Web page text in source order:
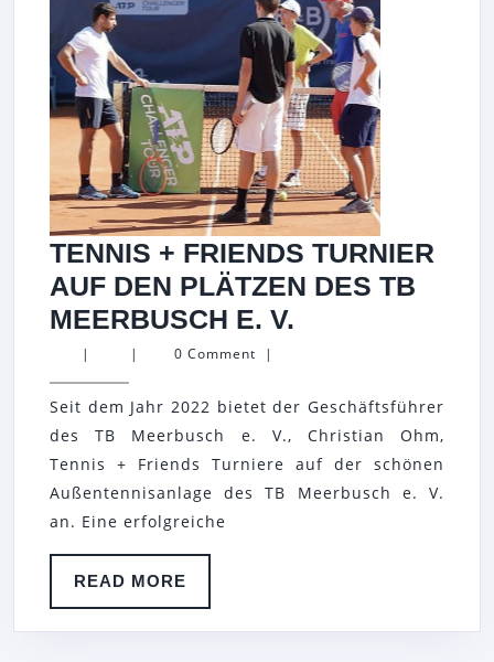
TENNIS + FRIENDS TURNIER
AUF DEN PLÄTZEN DES TB
MEERBUSCH E. V.
TURNIER
AUF
DEN
| | 0 Comment |
Seit dem Jahr 2022 bietet der Geschäftsführer
des TB Meerbusch e. V., Christian Ohm,
Tennis + Friends Turniere auf der schönen
Außentennisanlage des TB Meerbusch e. V.
an. Eine erfolgreiche
READ MORE
MORE